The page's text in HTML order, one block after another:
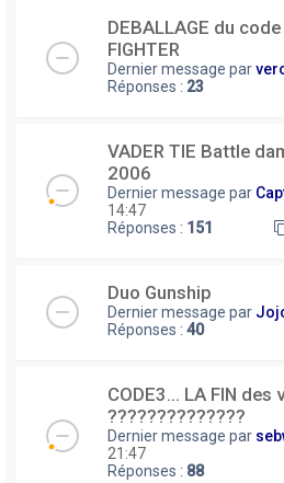
DEBALLAGE du
FIGHTER
Dernier message par
Réponses : 23
VADER TIE Battle
2006
Dernier message par
14:47
Réponses : 151
Duo Gunship
Dernier message par
Réponses : 40
CODE3... LA FIN des
??????????????
Dernier message par
21:47
Réponses : 88